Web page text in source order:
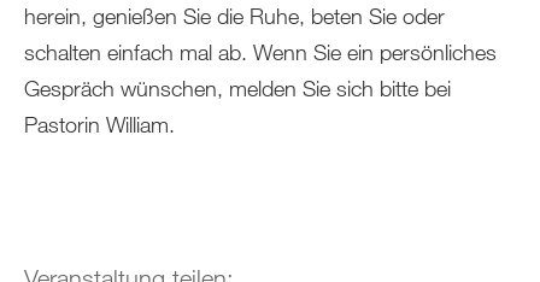
herein, genießen Sie die Ruhe, beten Sie oder
schalten einfach mal ab. Wenn Sie ein persönliches
Gespräch wünschen, melden Sie sich bitte bei
Pastorin William.